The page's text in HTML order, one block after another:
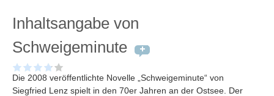
Die Räuber
Woyzeck
Inhaltsangabe von
Schweigeminute
Die 2008 veröffentlichte Novelle „Schweigeminute“ von
Siegfried Lenz spielt in den 70er Jahren an der Ostsee. Der